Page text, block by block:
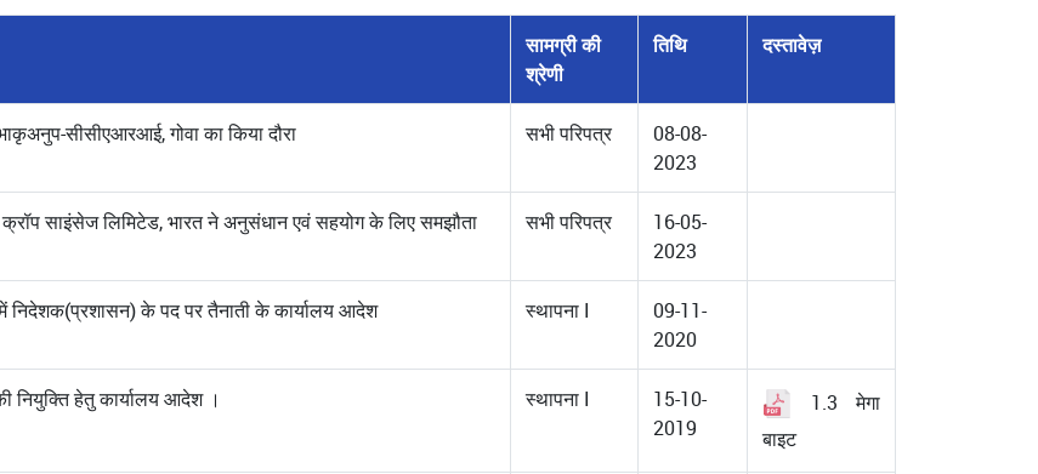
सामग्री की
श्रेणी
तिथि दस्तावेज़
सीसीएआरआई, गोवा का किया दौरा सभी परिपत्र
08-08-
2023
साइंसेज लिमिटेड, भारत ने अनुसंधान एवं सहयोग के लिए समझौता
सभी परिपत्र
16-05-
2023
निदेशक(प्रशासन) के पद पर तैनाती के कार्यालय आदेश स्थापना I
09-11-
2020
हेतु कार्यालय आदेश । स्थापना I
15-10-
2019
1.3 मेगा
बाइट